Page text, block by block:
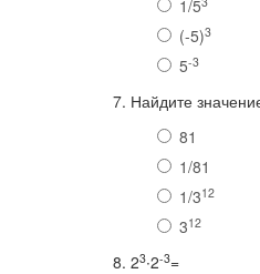
1/5
(-5)3
5-3
7. Найдите
81
1/81
1/312
312
8. 23∙2-3=